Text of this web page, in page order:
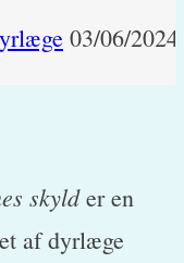
03/06/2024
skylder en
af dyrlæge